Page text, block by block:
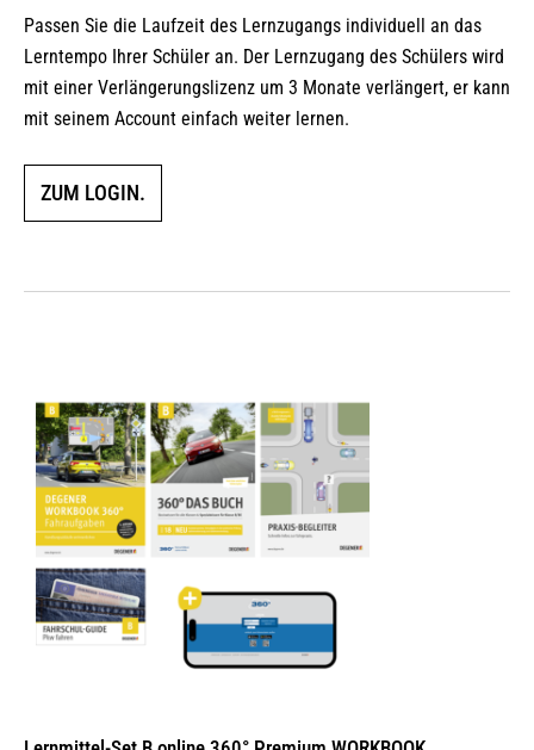
Passen Sie die Laufzeit des Lernzugangs individuell an das
Lerntempo Ihrer Schüler an. Der Lernzugang des Schülers wird
mit einer Verlängerungslizenz um 3 Monate verlängert, er kann
mit seinem Account einfach weiter lernen.
ZUM LOGIN.